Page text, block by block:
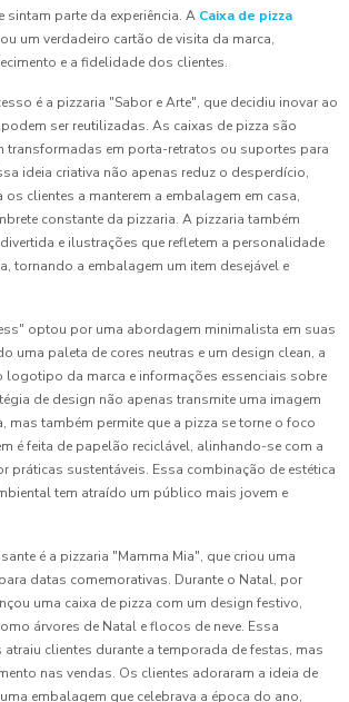
sintam parte da experiência. A Caixa de pizza
um verdadeiro cartão de visita da marca,
e a fidelidade dos clientes.
é a pizzaria "Sabor e Arte", que decidiu inovar ao
ser reutilizadas. As caixas de pizza são
transformadas em porta-retratos ou suportes para
ideia criativa não apenas reduz o desperdício,
os clientes a manterem a embalagem em casa,
constante da pizzaria. A pizzaria também
e ilustrações que refletem a personalidade
tornando a embalagem um item desejável e
optou por uma abordagem minimalista em suas
uma paleta de cores neutras e um design clean, a
logotipo da marca e informações essenciais sobre
de design não apenas transmite uma imagem
mas também permite que a pizza se torne o foco
é feita de papelão reciclável, alinhando-se com a
práticas sustentáveis. Essa combinação de estética
tem atraído um público mais jovem e
é a pizzaria "Mamma Mia", que criou uma
datas comemorativas. Durante o Natal, por
uma caixa de pizza com um design festivo,
árvores de Natal e flocos de neve. Essa
atraiu clientes durante a temporada de festas, mas
nas vendas. Os clientes adoraram a ideia de
embalagem que celebrava a época do ano,